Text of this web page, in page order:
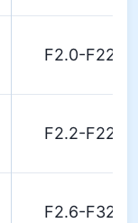
F2.0-F22
F2.2-F22
F2.6-F32